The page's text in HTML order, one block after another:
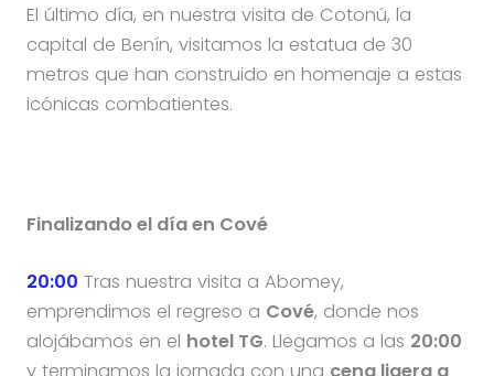
El último día, en nuestra visita de Cotonú, la
capital de Benín, visitamos la estatua de 30
metros que han construido en homenaje a estas
icónicas combatientes.
Finalizando el día en Cové
20:00 Tras nuestra visita a Abomey,
emprendimos el regreso a Cové, donde nos
alojábamos en el hotel TG. Llegamos a las 20:00
y terminamos la jornada con una cena ligera a